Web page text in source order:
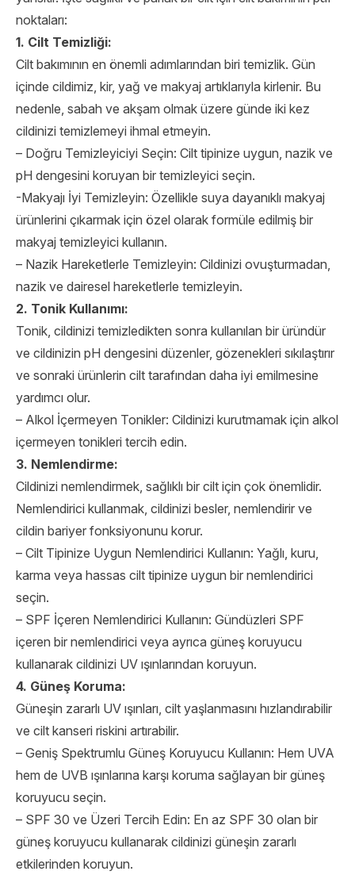
noktaları:
1. Cilt Temizliği:
Cilt bakımının en önemli adımlarından biri temizlik. Gün
içinde cildimiz, kir, yağ ve makyaj artıklarıyla kirlenir. Bu
nedenle, sabah ve akşam olmak üzere günde iki kez
cildinizi temizlemeyi ihmal etmeyin.
– Doğru Temizleyiciyi Seçin: Cilt tipinize uygun, nazik ve
pH dengesini koruyan bir temizleyici seçin.
-Makyajı İyi Temizleyin: Özellikle suya dayanıklı makyaj
ürünlerini çıkarmak için özel olarak formüle edilmiş bir
makyaj temizleyici kullanın.
– Nazik Hareketlerle Temizleyin: Cildinizi ovuşturmadan,
nazik ve dairesel hareketlerle temizleyin.
2. Tonik Kullanımı:
Tonik, cildinizi temizledikten sonra kullanılan bir üründür
ve cildinizin pH dengesini düzenler, gözenekleri sıkılaştırır
ve sonraki ürünlerin cilt tarafından daha iyi emilmesine
yardımcı olur.
– Alkol İçermeyen Tonikler: Cildinizi kurutmamak için alkol
içermeyen tonikleri tercih edin.
3. Nemlendirme:
Cildinizi nemlendirmek, sağlıklı bir cilt için çok önemlidir.
Nemlendirici kullanmak, cildinizi besler, nemlendirir ve
cildin bariyer fonksiyonunu korur.
– Cilt Tipinize Uygun Nemlendirici Kullanın: Yağlı, kuru,
karma veya hassas cilt tipinize uygun bir nemlendirici
seçin.
– SPF İçeren Nemlendirici Kullanın: Gündüzleri SPF
içeren bir nemlendirici veya ayrıca güneş koruyucu
kullanarak cildinizi UV ışınlarından koruyun.
4. Güneş Koruma:
Güneşin zararlı UV ışınları, cilt yaşlanmasını hızlandırabilir
ve cilt kanseri riskini artırabilir.
– Geniş Spektrumlu Güneş Koruyucu Kullanın: Hem UVA
hem de UVB ışınlarına karşı koruma sağlayan bir güneş
koruyucu seçin.
– SPF 30 ve Üzeri Tercih Edin: En az SPF 30 olan bir
güneş koruyucu kullanarak cildinizi güneşin zararlı
etkilerinden koruyun.